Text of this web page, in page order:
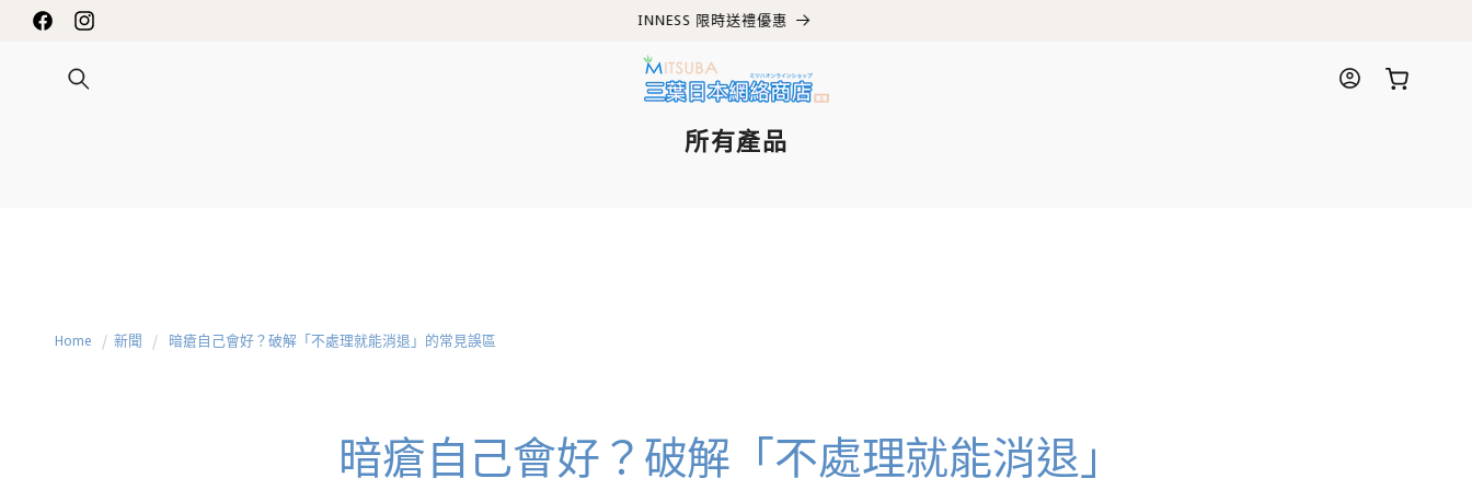
跳至內容
FacebookInstagram
INNESS 限時送禮優惠 購買滿$500即享免運費！ | 電郵訂閱獲得$50優惠券可立即使用!
所有產品
登
入
物
Home 新聞 暗瘡自己會好？破解「不處理就能消退」的常見誤區
暗瘡自己會好？破解「不處理就能消退」